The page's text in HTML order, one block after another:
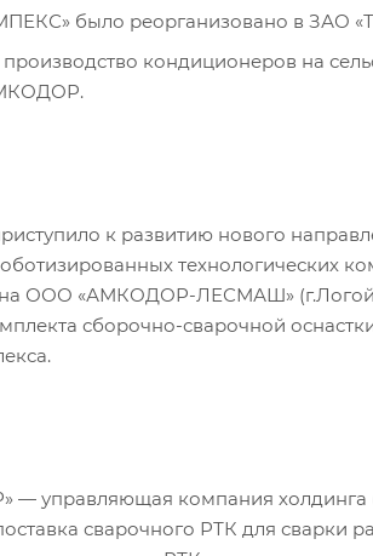
было реорганизовано в ЗАО
кондиционеров на
к развитию нового
технологических
ООО «АМКОДОР-ЛЕСМАШ»
сборочно-сварочной
управляющая компания холдинга
сварочного РТК для сварки